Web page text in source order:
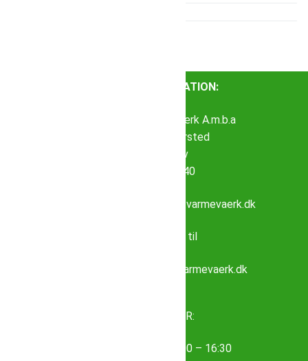
KONTAKTINFORMATION:
Tversted Kraftvarmeværk A.m.b.a
Løgtenvej 16 Tversted
9881 Bindslev
TLF: 98 93 82 40
E-mail: info@tversted-kraftvarmevaerk.dk
Faktura sendes til
Faktura@tversted-kraftvarmevaerk.dk
ÅBNINGSTIDER:
Mandag – Torsdag: 8:00 – 16:30